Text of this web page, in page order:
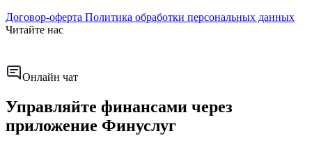
Договор-оферта Политика обработки персональных данных
Читайте нас
Онлайн чат
Управляйте финансами через
приложение Финуслуг